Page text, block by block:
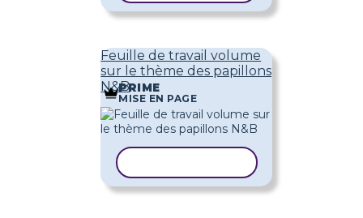
Feuille de travail volume
sur le thème des papillons
N&BPRIME
MISE EN PAGE